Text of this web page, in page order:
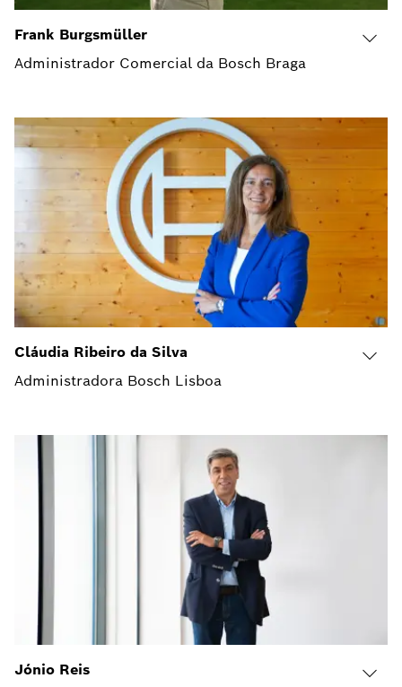
Frank Burgsmüller
Administrador Comercial da Bosch Braga
Cláudia Ribeiro da Silva
Administradora Bosch Lisboa
Jónio Reis